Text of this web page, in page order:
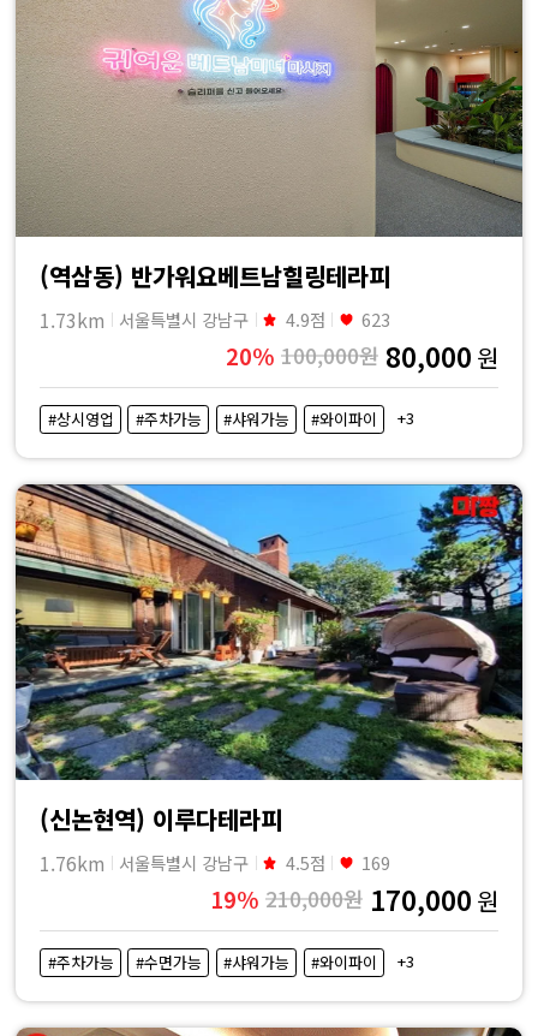
(역삼동) 반가워요베트남힐링테라피
1.73km 서울특별시 강남구 4.9점 623
20% 100,000원 80,000 원
#상시영업 #주차가능 #샤워가능 #와이파이 +3
(신논현역) 이루다테라피
1.76km 서울특별시 강남구 4.5점 169
19% 210,000원 170,000 원
#주차가능 #수면가능 #샤워가능 #와이파이 +3